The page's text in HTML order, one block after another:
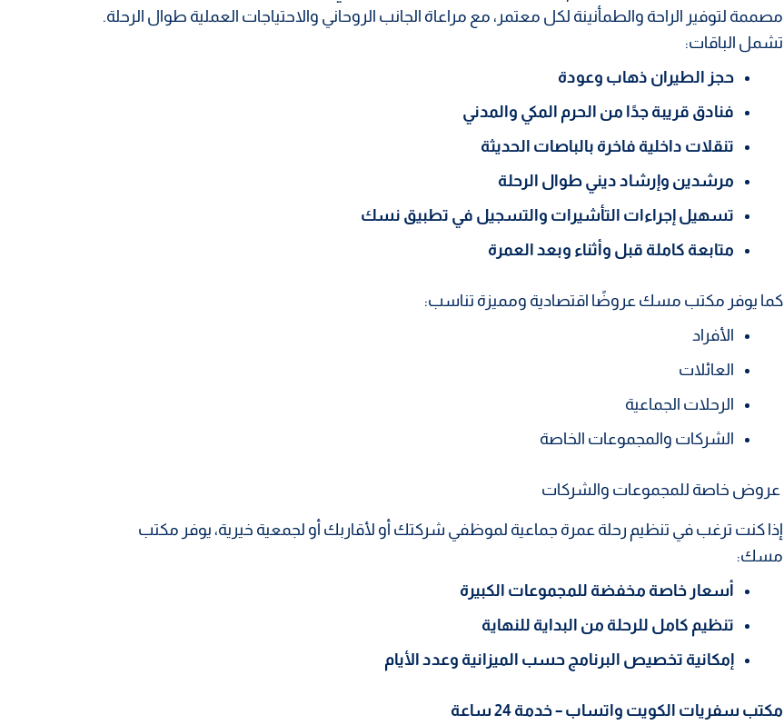
مصممة لتوفير الراحة والطمأنينة لكل معتمر، مع مراعاة الجانب الروحاني والاحتياجات العملية طوال الرحلة.
تشمل الباقات:
حجز الطيران ذهاب وعودة
فنادق قريبة جدًا من الحرم المكي والمدني
تنقلات داخلية فاخرة بالباصات الحديثة
مرشدين وإرشاد ديني طوال الرحلة
تسهيل إجراءات التأشيرات والتسجيل في تطبيق نسك
متابعة كاملة قبل وأثناء وبعد العمرة
كما يوفر مكتب مسك عروضًا اقتصادية ومميزة تناسب:
الأفراد
العائلات
الرحلات الجماعية
الشركات والمجموعات الخاصة
عروض خاصة للمجموعات والشركات
إذا كنت ترغب في تنظيم رحلة عمرة جماعية لموظفي شركتك أو لأقاربك أو لجمعية خيرية، يوفر مكتب
مسك:
أسعار خاصة مخفضة للمجموعات الكبيرة
تنظيم كامل للرحلة من البداية للنهاية
إمكانية تخصيص البرنامج حسب الميزانية وعدد الأيام
مكتب سفريات الكويت واتساب – خدمة 24 ساعة